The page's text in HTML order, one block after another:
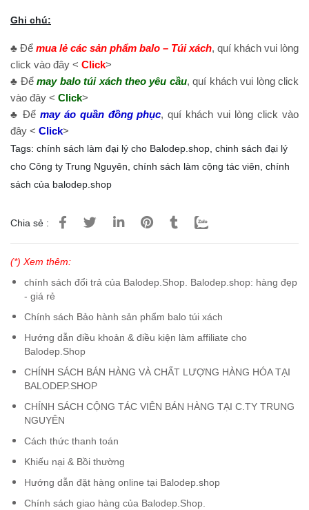
Ghi chú:
♣ Để mua lẻ các sản phẩm balo – Túi xách, quí khách vui lòng
click vào đây < Click>
♣ Đểmay balo túi xách theo yêu cầu, quí khách vui lòng click
vào đây < Click>
♣ Để may áo quần đồng phục, quí khách vui lòng click vào
đây < Click>
Tags: chính sách làm đại lý cho Balodep.shop chinh sách đại lý
cho Công ty Trung Nguyên chính sách làm cộng tác viên chính
sách của balodep.shop
Chia sẻ :
(*) Xem thêm:
chính sách đổi trả của Balodep.Shop. Balodep.shop: hàng đẹp
- giá rẻ
Chính sách Bảo hành sản phẩm balo túi xách
Hướng dẫn điều khoản & điều kiện làm affiliate cho
Balodep.Shop
CHÍNH SÁCH BÁN HÀNG VÀ CHẤT LƯỢNG HÀNG HÓA TẠI
BALODEP.SHOP
CHÍNH SÁCH CỘNG TÁC VIÊN BÁN HÀNG TẠI C.TY TRUNG
NGUYÊN
Cách thức thanh toán
Khiếu nại & Bồi thường
Hướng dẫn đặt hàng online tại Balodep.shop
Chính sách giao hàng của Balodep.Shop.